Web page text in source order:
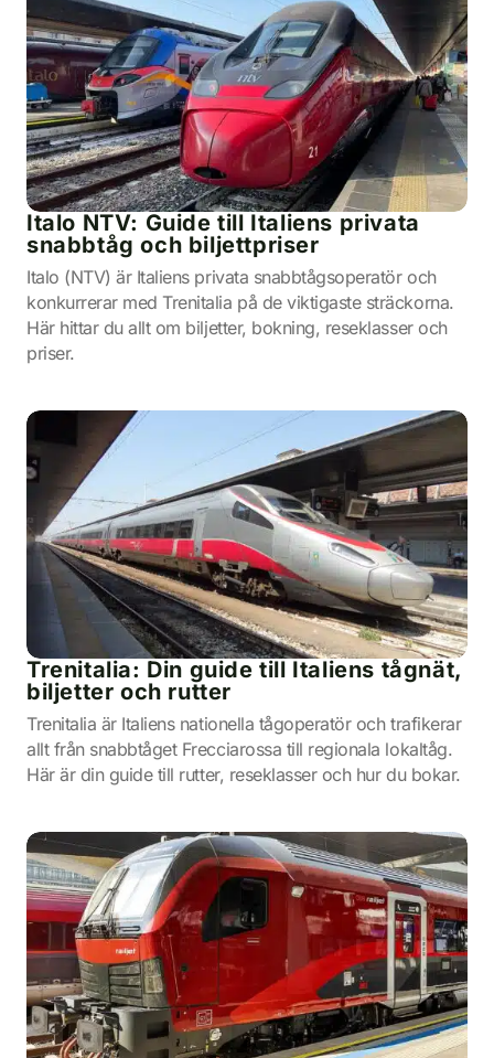
Italo NTV: Guide till Italiens privata
snabbtåg och biljettpriser
Italo (NTV) är Italiens privata snabbtågsoperatör och
konkurrerar med Trenitalia på de viktigaste sträckorna.
Här hittar du allt om biljetter, bokning, reseklasser och
priser.
Trenitalia: Din guide till Italiens tågnät,
biljetter och rutter
Trenitalia är Italiens nationella tågoperatör och trafikerar
allt från snabbtåget Frecciarossa till regionala lokaltåg.
Här är din guide till rutter, reseklasser och hur du bokar.